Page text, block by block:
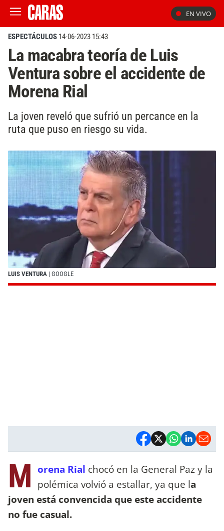
EN VIVO
ESPECTÁCULOS 14-06-2023 15:43
La macabra teoría de Luis
Ventura sobre el accidente de
Morena Rial
La joven reveló que sufrió un percance en la
ruta que puso en riesgo su vida.
LUIS VENTURA | GOOGLE
M orena Rial chocó en la General Paz y la
polémica volvió a estallar, ya que la
joven está convencida que este accidente
no fue casual.